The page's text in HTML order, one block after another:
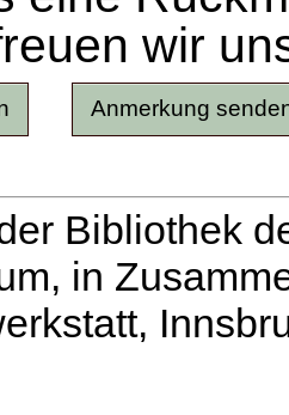
wir
Bibliothek
in